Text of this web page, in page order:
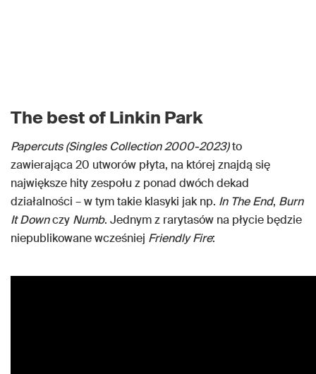
The best of Linkin Park
Papercuts (Singles Collection 2000-2023)to
zawierająca 20 utworów płyta, na której znajdą się
największe hity zespołu z ponad dwóch dekad
działalności – w tym takie klasyki jak np. In The End, Burn
It Downczy Numb. Jednym z rarytasów na płycie będzie
niepublikowane wcześniej Friendly Fire: